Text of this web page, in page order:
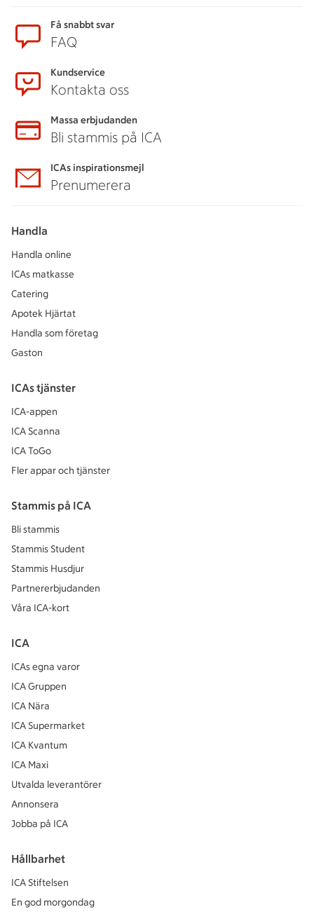
Få snabbt svar
FAQ
Kundservice
Kontakta oss
Massa erbjudanden
Bli stammis på ICA
ICAs inspirationsmejl
Prenumerera
Handla
Handla online
ICAs matkasse
Catering
Apotek Hjärtat
Handla som företag
Gaston
ICAs tjänster
ICA-appen
ICA Scanna
ICA ToGo
Fler appar och tjänster
Stammis på ICA
Bli stammis
Stammis Student
Stammis Husdjur
Partnererbjudanden
Våra ICA-kort
ICA
ICAs egna varor
ICA Gruppen
ICA Nära
ICA Supermarket
ICA Kvantum
ICA Maxi
Utvalda leverantörer
Annonsera
Jobba på ICA
Hållbarhet
ICA Stiftelsen
En god morgondag